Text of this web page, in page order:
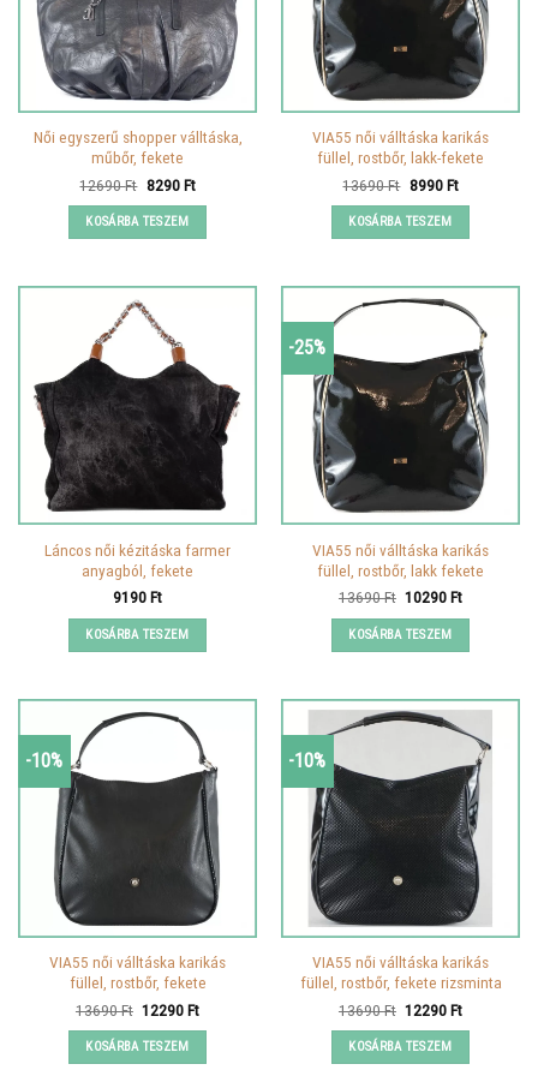
Női egyszerű shopper válltáska,
műbőr, fekete
12690Ft Original
was:
12690 Ft.
8290FtCurrent
KOSÁRBA TESZEM
VIA55 női válltáska karikás
füllel, rostbőr, lakk-fekete
13690Ft Original
was:
13690 Ft.
8990FtCurrent
KOSÁRBA TESZEM
Láncos női kézitáska farmer
anyagból, fekete
9190Ft
KOSÁRBA TESZEM
-25%
VIA55 női válltáska karikás
füllel, rostbőr, lakk fekete
13690Ft Original
was:
13690 Ft.
10290FtCurrent
KOSÁRBA TESZEM
-10%
VIA55 női válltáska karikás
füllel, rostbőr, fekete
13690Ft Original
was:
13690 Ft.
12290FtCurrent
KOSÁRBA TESZEM
-10%
VIA55 női válltáska karikás
füllel, rostbőr, fekete rizsminta
13690Ft Original
was:
13690 Ft.
12290FtCurrent
KOSÁRBA TESZEM